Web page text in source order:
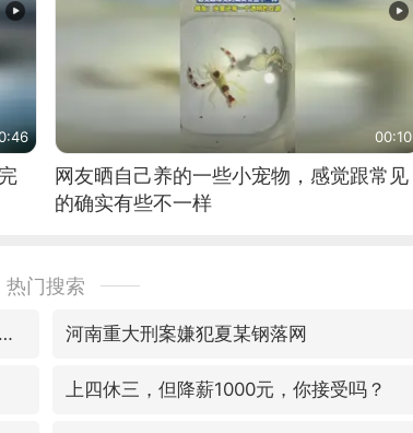
00:10
网友晒自己养的一些小宠物，感觉跟常见
的确实有些不一样
热门搜索
微信又有新功能，你可以“撤回”你的撤回了！ 河南重大刑案嫌犯夏某钢落网
上四休三，但降薪1000元，你接受吗？